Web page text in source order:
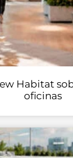
Habitat
oficinas